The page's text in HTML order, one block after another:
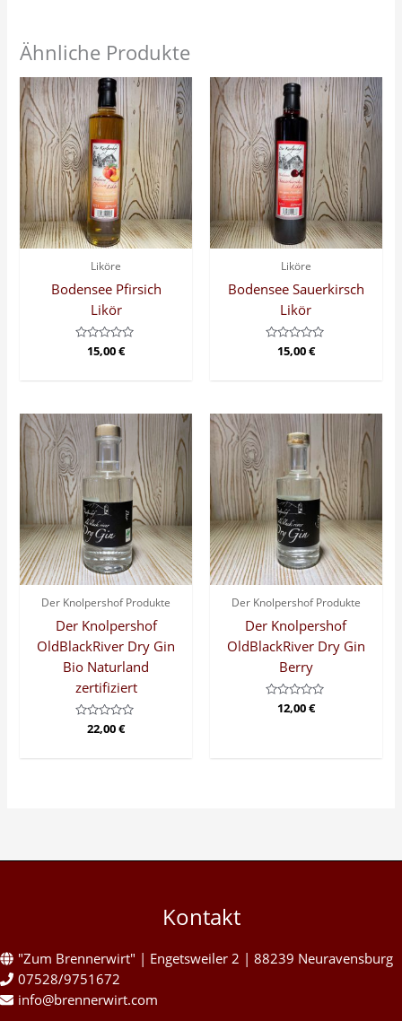
Ähnliche Produkte
Liköre
Bodensee Pfirsich
Likör
Bewertet
15,00€
Liköre
Bodensee Sauerkirsch
Likör
Bewertet
15,00€
Der Knolpershof Produkte
Der Knolpershof
OldBlackRiver Dry Gin
Bio Naturland
zertifiziert
Bewertet
22,00€
Der Knolpershof Produkte
Der Knolpershof
OldBlackRiver Dry Gin
Berry
Bewertet
12,00€
Kontakt
"Zum Brennerwirt" | Engetsweiler 2 | 88239 Neuravensburg
07528/9751672
info@brennerwirt.com